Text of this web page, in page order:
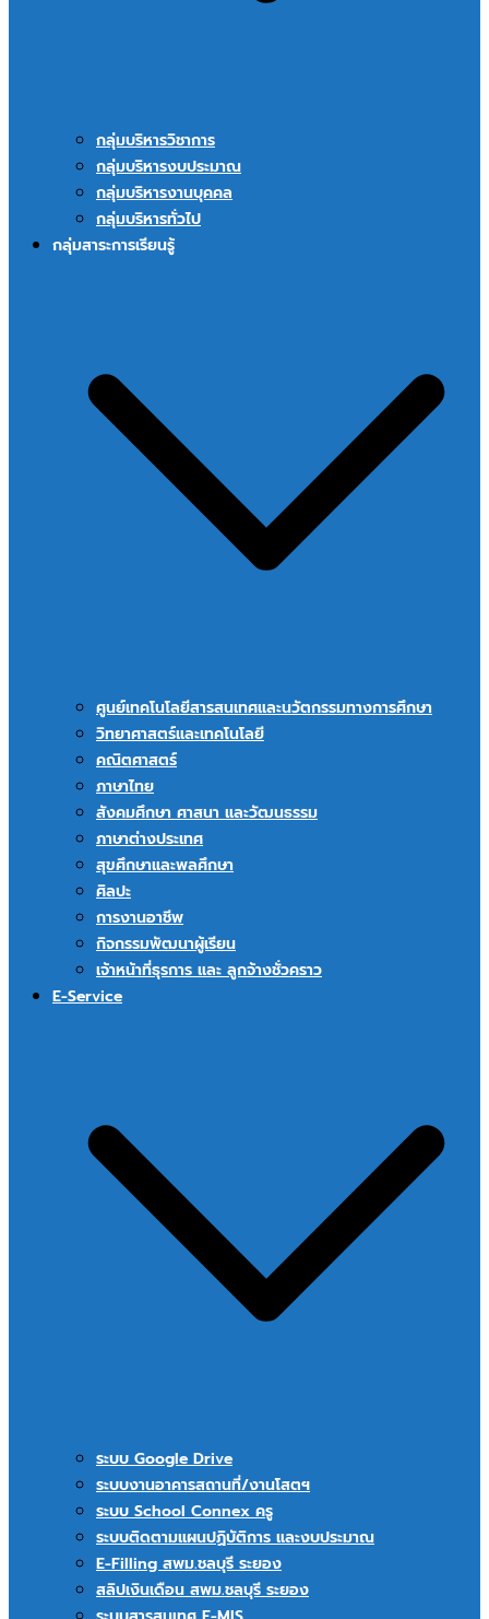
กลุ่มบริหารวิชาการ
กลุ่มบริหารงบประมาณ
กลุ่มบริหารงานบุคคล
กลุ่มบริหารทั่วไป
กลุ่มสาระการเรียนรู้
ศูนย์เทคโนโลยีสารสนเทศและนวัตกรรมทางการศึกษา
วิทยาศาสตร์และเทคโนโลยี
คณิตศาสตร์
ภาษาไทย
สังคมศึกษา ศาสนา และวัฒนธรรม
ภาษาต่างประเทศ
สุขศึกษาและพลศึกษา
ศิลปะ
การงานอาชีพ
กิจกรรมพัฒนาผู้เรียน
เจ้าหน้าที่ธุรการ และ ลูกจ้างชั่วคราว
E-Service
ระบบ Google Drive
ระบบงานอาคารสถานที่/งานโสตฯ
ระบบ School Connex ครู
ระบบติดตามแผนปฏิบัติการ และงบประมาณ
E-Filling สพม.ชลบุรี ระยอง
สลิปเงินเดือน สพม.ชลบุรี ระยอง